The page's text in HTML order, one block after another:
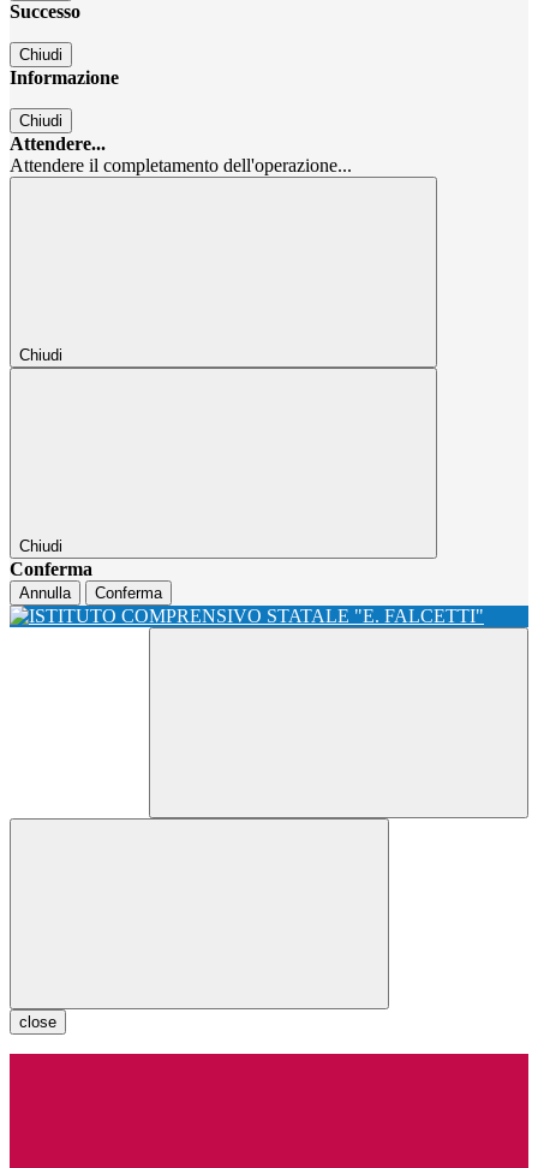
Successo
Chiudi
Informazione
Chiudi
Attendere...
Attendere il completamento dell'operazione...
Chiudi
Chiudi
Conferma
Annulla Conferma
close